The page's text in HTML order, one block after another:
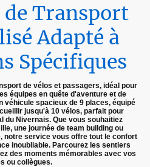
de Transport
Adapté à
Spécifiques
de vélos et passagers, idéal pour
équipes en quête d'aventure et de
véhicule spacieux de 9 places, équipé
jusqu'à 10 vélos, parfait pour
du Nivernais. Que vous souhaitiez
une journée de team building ou
notre service vous offre tout le confort
inoubliable. Parcourez les sentiers
des moments mémorables avec vos
ou collègues.